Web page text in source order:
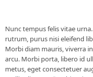
Nunc tempus felis vitae
rutrum, purus nisi eleifend
Morbi diam mauris, viverra
arcu. Morbi porta, libero id
metus, eget consectetuer